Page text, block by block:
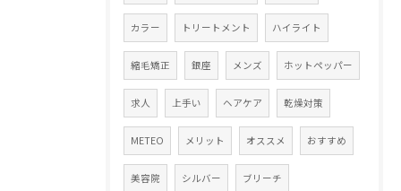
カラー トリートメント ハイライト
縮毛矯正 銀座 メンズ ホットペッパー
求人 上手い ヘアケア 乾燥対策
METEO メリット オススメ おすすめ
美容院 シルバー ブリーチ